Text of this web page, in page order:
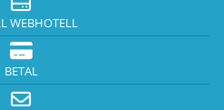
WEBHOTELL
BETAL